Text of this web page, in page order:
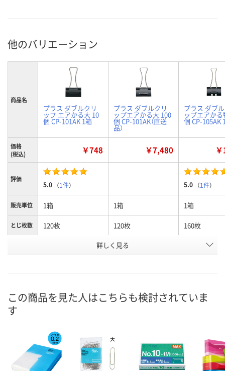
他のバリエーション
商品名
プラス ダブルクリ
ップ エアかる大 10
個 CP-101AK 1箱
プラス ダブルクリ
ップエアかる大 100
個 CP-101AK（直送
品）
プラス ダブ
ップエアか
個 CP-105AK
価格
(税込)
￥748 ￥7,480
評価
5.0 （1件） 5.0 （1件）
販売単位 1箱 1箱 1箱
とじ枚数 120枚 120枚 160枚
大
号
お届け日
数量
カゴへ カゴへ カ
詳しく見る
この商品を見た人はこちらも検討されていま
す